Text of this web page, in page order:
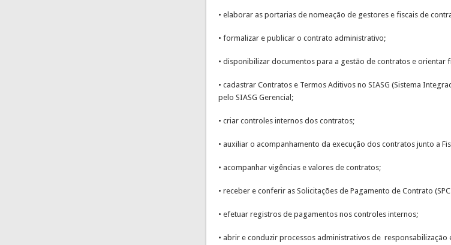
• elaborar as portarias de nomeação de gestores e fiscais de
• formalizar e publicar o contrato administrativo;
• disponibilizar documentos para a gestão de contratos e orientar
• cadastrar Contratos e Termos Aditivos no SIASG (Sistema
pelo SIASG Gerencial;
• criar controles internos dos contratos;
• auxiliar o acompanhamento da execução dos contratos junto a
• acompanhar vigências e valores de contratos;
• receber e conferir as Solicitações de Pagamento de Contrato
• efetuar registros de pagamentos nos controles internos;
• abrir e conduzir processos administrativos de responsabilização